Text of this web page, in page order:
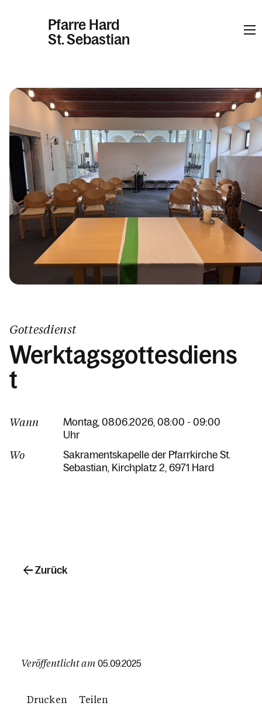
Pfarre Hard
St. Sebastian
Kalender
Personen
Kontakt
Gottesdienst
Werktagsgottesdiens
t
Wann
Montag, 08.06.2026, 08:00 - 09:00
Uhr
Wo
Sakramentskapelle der Pfarrkirche St.
Sebastian Kirchplatz 2 6971 Hard
Veröffentlicht am 05.09.2025
Drucken Teilen
Zurück